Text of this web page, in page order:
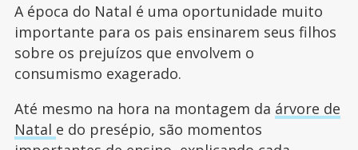
A época do Natal é uma oportunidade muito
importante para os pais ensinarem seus filhos
sobre os prejuízos que envolvem o
consumismo exagerado.
Até mesmo na hora na montagem da árvore de
Natal e do presépio, são momentos